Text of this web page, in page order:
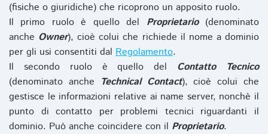
(fisiche o giuridiche) che ricoprono un apposito ruolo.
Il primo ruolo è quello del Proprietario(denominato
anche Owner), cioè colui che richiede il nome a dominio
per gli usi consentiti dal Regolamento.
Il secondo ruolo è quello del Contatto Tecnico
(denominato anche Technical Contact), cioè colui che
gestisce le informazioni relative ai name server, nonchè il
punto di contatto per problemi tecnici riguardanti il
dominio. Può anche coincidere con il Proprietario.